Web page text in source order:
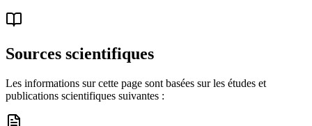
Sources scientifiques
Les informations sur cette page sont basées sur les études et
publications scientifiques suivantes :